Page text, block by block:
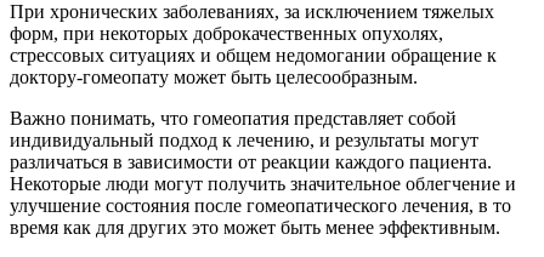
При хронических заболеваниях, за исключением тяжелых
форм, при некоторых доброкачественных опухолях,
стрессовых ситуациях и общем недомогании обращение к
доктору-гомеопату может быть целесообразным.
Важно понимать, что гомеопатия представляет собой
индивидуальный подход к лечению, и результаты могут
различаться в зависимости от реакции каждого пациента.
Некоторые люди могут получить значительное облегчение и
улучшение состояния после гомеопатического лечения, в то
время как для других это может быть менее эффективным.